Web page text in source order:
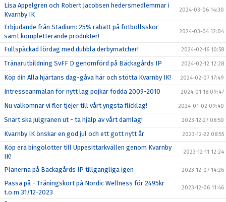
Lisa Appelgren och Robert Jacobsen hedersmedlemmar i
Kvarnby IK
2024-03-06 14:30
Erbjudande från Stadium: 25% rabatt på fotbollsskor
samt kompletterande produkter!
2024-03-04 12:04
Fullspäckad lördag med dubbla derbymatcher! 2024-02-16 10:58
Tränarutbildning SvFF D genomförd på Bäckagårds IP 2024-02-12 12:28
Köp din Alla hjärtans dag-gåva här och stötta Kvarnby IK! 2024-02-07 17:49
Intresseanmälan för nytt lag pojkar födda 2009-2010 2024-01-18 09:47
Nu välkomnar vi fler tjejer till vårt yngsta flicklag! 2024-01-02 09:40
Snart ska julgranen ut - ta hjälp av vårt damlag! 2023-12-27 08:50
Kvarnby IK önskar en god jul och ett gott nytt år 2023-12-22 08:55
Köp era bingolotter till Uppesittarkvällen genom Kvarnby
IK!
2023-12-11 12:24
Planerna på Bäckagårds IP tillgängliga igen 2023-12-07 14:26
Passa på - Träningskort på Nordic Wellness för 2495kr
t.o.m 31/12-2023
2023-12-06 11:46